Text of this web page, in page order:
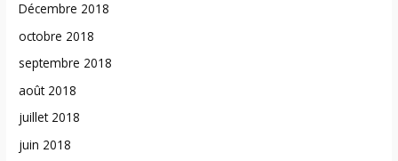
Décembre 2018
octobre 2018
septembre 2018
août 2018
juillet 2018
juin 2018